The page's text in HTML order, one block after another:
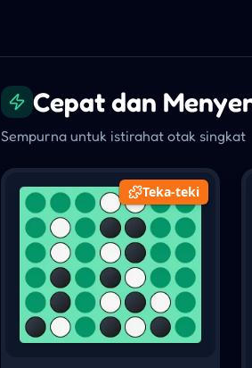
Cepat dan
Sempurna untuk istirahat otak singkat
Teka-teki